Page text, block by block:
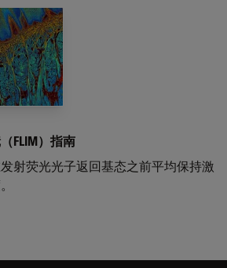
FLIM）指南
射荧光光子返回基态之前平均保持激